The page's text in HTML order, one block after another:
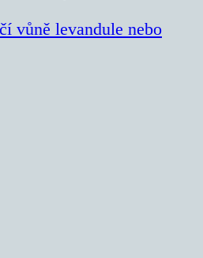
vůně levandule nebo